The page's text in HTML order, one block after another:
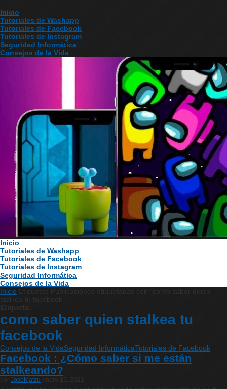
Inicio
Tutoriales de Washapp
Tutoriales de Facebook
Tutoriales de Instagram
Seguridad Informática
Consejos de la Vida
Inicio
Tutoriales de Washapp
Tutoriales de Facebook
Tutoriales de Instagram
Seguridad Informática
Consejos de la Vida
Inicio
como saber quien stalkea tu
facebook
Consejos de la VidaSeguridad InformáticaTutoriales de Facebook
Facebook : ¿Cómo saber si me están
stalkeando?
JoseMatzu